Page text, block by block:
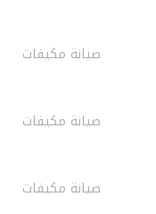
صيانة مكيفات
صيانة مكيفات
صيانة مكيفات